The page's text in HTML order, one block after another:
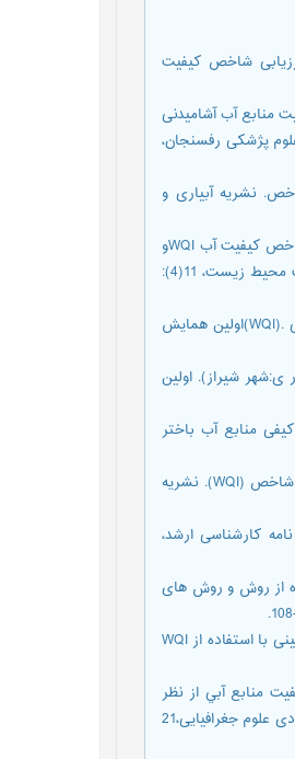
رضا.، مظلومی، سجاد.، درویش متولی، محمد.، و سلاری ، مهدی. (1396) .ارزیابی شاخص کیفیت
عباس.، و مبینی، محمد. (1398). ارزیابی کیفیت منابع آب آشامیدنی
مجله دانشگاه علوم پژشکی رفسنجان،
از شاخص. نشریه آبیاری و
حسینی، هاشم.، شاکری، عطا.، رضایی، محسن.، دشتی برمکی، مجید.، و شهرکی، مهدی .(1397). کاربرد شاخص کیفیت آب WQIو
هیدروژئوشیمی در ارزیابی کیفی آب سطحی، مخازن چاه نیمه استان سیستان و بلوچستان. مجله سلامت محیط زیست، 11(4):
رنجبر،آرش.، سلطانی، جابر. (1392). ارزیابی کیفی آب زیرزمینی دشت اشتهارد با استفاده از شاخص کیفی .(WQI)اولین همایش
مور ی:شهر شیراز). اولین
و سیاره، علیرضا.(1392). بررسی تغییرات کیفی منابع آب باختر
شیری، ناصر.، و وحید نورانی.(1400). پهنه بندی کیفی منابع آب زیرزمینی دشت تبریز را با استفاده از شاخص (WQI). نشریه
نامه کارشناسی ارشد،
زیرزمینی با استفاده از روش و روش های
کيا، فرزانه.، قربانی، خليل.، و سالاری جزی، ميثم. (1398). ارزيابی تغييرات مکانی و زمانی کيفيت آب زيرزمينی با استفاده از WQI
شهرام و زنگنه اسدی، محمد علی. (1400). ارزيابي کيفيت منابع آبي از نظر
شرب، کشاورزي و صنعت در آبخوان کارستي روئين اسفراين استان خراسان شمالي. نشریه تحقیقات کاربردی علوم جغرافیایی،21